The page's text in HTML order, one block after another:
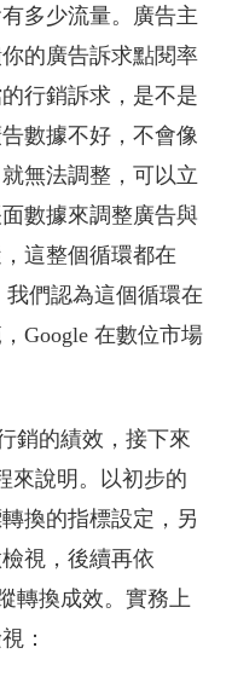
多少流量。廣告主
的廣告訴求點閱率
行銷訴求，是不是
數據不好，不會像
無法調整，可以立
數據來調整廣告與
這整個循環都在
我們認為這個循環在
Google 在數位市場
的績效，接下來
來說明。以初步的
換的指標設定，另
視，後續再依
轉換成效。實務上
：